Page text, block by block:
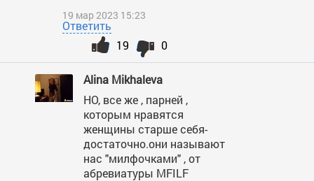
19 мар 2023 15:23
Ответить
0
19
Alina Mikhaleva
НО, все же , парней ,
которым нравятся
женщины старше себя-
достаточно.они называют
нас "милфочками" , от
абревиатуры MFILF